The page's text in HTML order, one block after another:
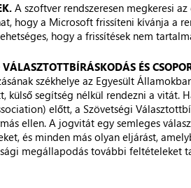
A szoftver rendszeresen megkeresi
hogy a Microsoft frissíteni kívánja a
hogy a frissítések nem
ÉS
székhelye az Egyesült
külső segítség nélkül rendezni a vitát.
előtt, a Szövetségi
ellen. A jogvitát egy semleges
és minden más olyan eljárást,
megállapodás további feltételeket